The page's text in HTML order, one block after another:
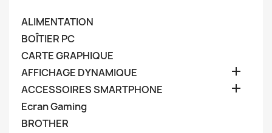
ALIMENTATION
BOÎTIER PC
CARTE GRAPHIQUE
AFFICHAGE DYNAMIQUE

ACCESSOIRES SMARTPHONE 
Ecran Gaming
BROTHER